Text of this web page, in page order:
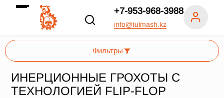
+7-953-968-3988
info@tulmash.kz
Фильтры
Число ярусов, шт.
ИНЕРЦИОННЫЕ ГРОХОТЫ С
ТЕХНОЛОГИЕЙ FLIP-FLOP